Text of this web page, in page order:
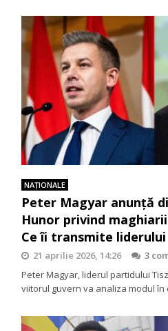
NAŢIONALE
Peter Magyar anunță
Hunor privind
Ce îi transmite liderului
21 aprilie 2026, 14:26
3
Peter Magyar, liderul partidului
viitorul guvern va analiza modul în